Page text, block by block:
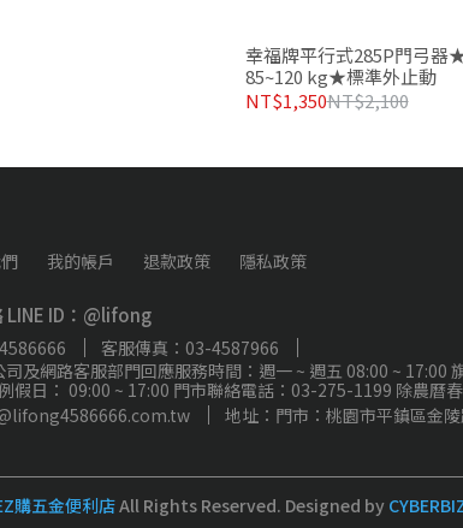
幸福牌平行式285P門弓器
85~120 kg★標準外止動
NT$1,350NT$2,100
我的帳戶 退款政策 隱私政策
LINE ID：@lifong
客服傳真：03-4587966
及網路客服部門回應服務時間：週一 ~ 週五 08:00 ~ 17:00
假日： 09:00 ~ 17:00 門市聯絡電話：03-275-1199 除農曆
地址：門市：桃園市平鎮區金
購五金便利店All Rights Reserved. Designed by